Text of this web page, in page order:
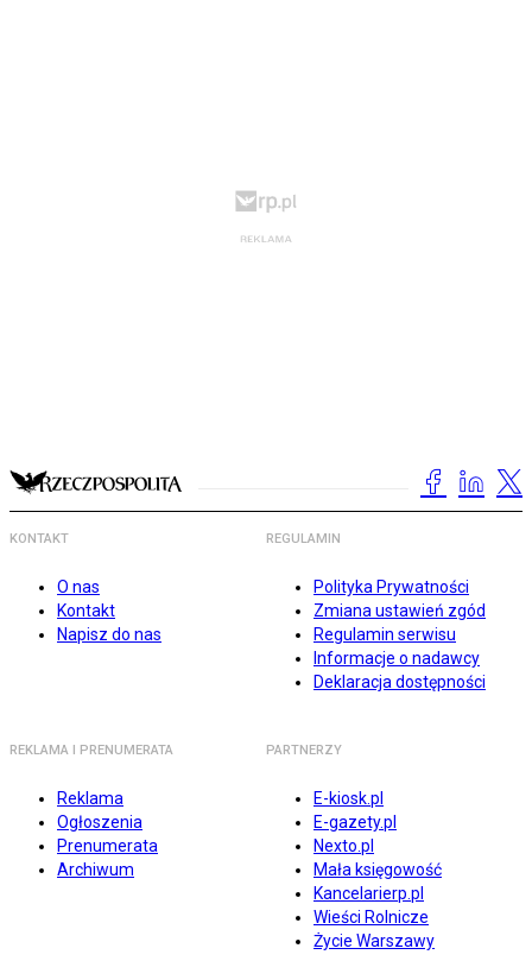
KONTAKT
O nas
Kontakt
Napisz do nas
REGULAMIN
Polityka Prywatności
Zmiana ustawień zgód
Regulamin serwisu
Informacje o nadawcy
Deklaracja dostępności
REKLAMA I PRENUMERATA
Reklama
Ogłoszenia
Prenumerata
Archiwum
PARTNERZY
E-kiosk.pl
E-gazety.pl
Nexto.pl
Mała księgowość
Kancelarierp.pl
Wieści Rolnicze
Życie Warszawy